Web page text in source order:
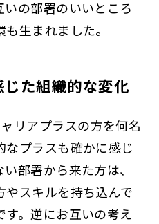
の部署のいいところ
生まれました。
た組織的な変化
リアプラスの方を何名
プラスも確かに感じ
部署から来た方は、
やスキルを持ち込んで
。逆にお互いの考え